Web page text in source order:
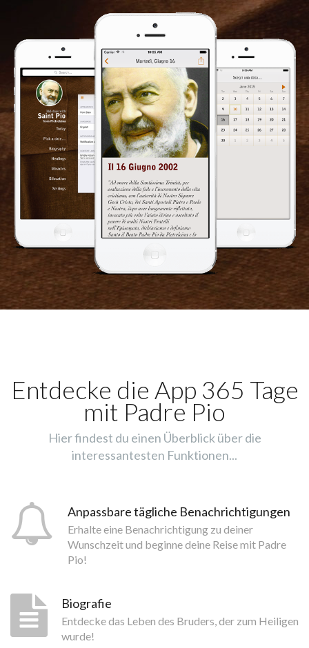
Entdecke die App 365 Tage
mit Padre Pio
Hier findest du einen Überblick über die
interessantesten Funktionen...
Anpassbare tägliche Benachrichtigungen
Erhalte eine Benachrichtigung zu deiner
Wunschzeit und beginne deine Reise mit Padre
Pio!
Biografie
Entdecke das Leben des Bruders, der zum Heiligen
wurde!